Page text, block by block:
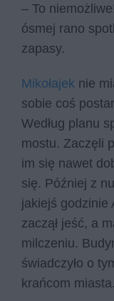
– To
ósmej rano
zapasy.
Mikołajek nie
sobie coś
Według planu
mostu. Zaczęli
im się nawet
się. Później z
jakiejś godzinie
zaczął jeść, a
milczeniu.
świadczyło o
krańcom miasta.